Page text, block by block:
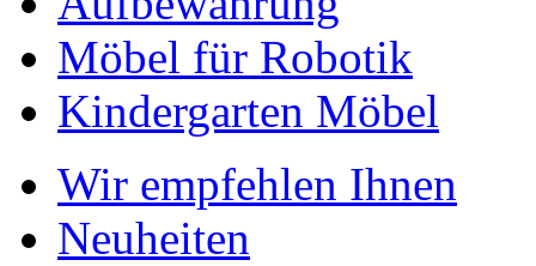
Möbel für Robotik
Kindergarten Möbel
Wir empfehlen Ihnen
Neuheiten